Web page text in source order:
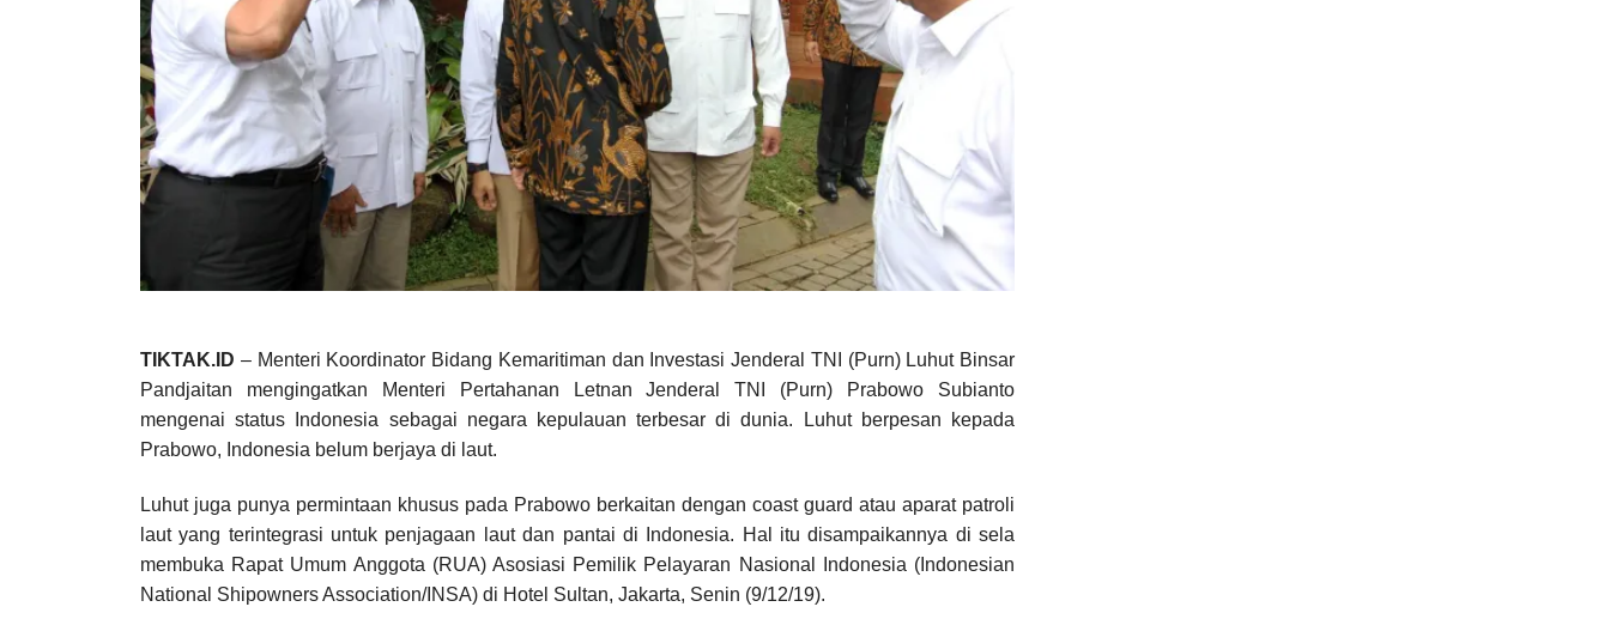
TIKTAK.ID – Menteri Koordinator Bidang Kemaritiman dan Investasi Jenderal TNI (Purn) Luhut Binsar
Pandjaitan mengingatkan Menteri Pertahanan Letnan Jenderal TNI (Purn) Prabowo Subianto
mengenai status Indonesia sebagai negara kepulauan terbesar di dunia. Luhut berpesan kepada
Prabowo, Indonesia belum berjaya di laut.
Luhut juga punya permintaan khusus pada Prabowo berkaitan dengan coast guard atau aparat patroli
laut yang terintegrasi untuk penjagaan laut dan pantai di Indonesia. Hal itu disampaikannya di sela
membuka Rapat Umum Anggota (RUA) Asosiasi Pemilik Pelayaran Nasional Indonesia (Indonesian
National Shipowners Association/INSA) di Hotel Sultan, Jakarta, Senin (9/12/19).